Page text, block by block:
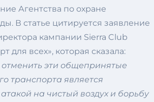
Агентства по охране
В статье цитируется заявление
кампании Sierra Club
для всех», которая сказала:
эти общепринятые
транспорта является
на чистый воздух и борьбу